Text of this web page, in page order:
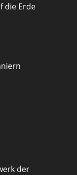
die Erde
der